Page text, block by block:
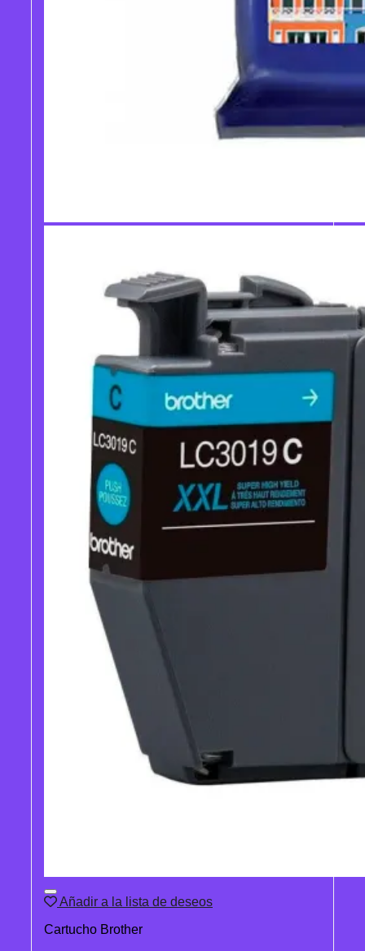
Añadir a la lista de deseos
Cartucho Brother